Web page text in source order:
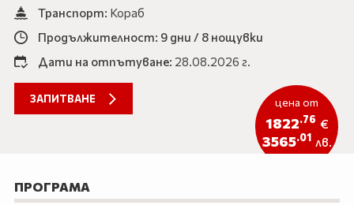
Анталия
ОЩЕ
Документи
Новини
Контакти
За нас
Подаръчен ваучер
Продажба на автобуси
Автобуси под наем
Подарък ваучер
Транспорт: Кораб
Продължителност: 9 дни / 8 нощувки
Дати на отпътуване: 28.08.2026 г.
ЗАПИТВАНЕ цена от
1822.76 €
3565.01 лв.
ПРОГРАМА